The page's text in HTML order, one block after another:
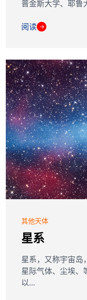
普金斯大学、耶
阅读 →
其他天体
星系
星系，又称宇宙岛
星际气体、尘埃、
以…